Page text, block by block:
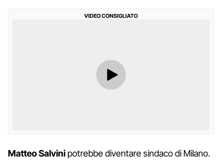
VIDEO CONSIGLIATO
Matteo Salvini potrebbe diventare sindaco di Milano.